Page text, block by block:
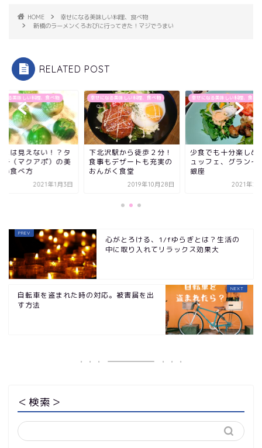
HOME
幸せになる美味しい料理、食べ物
新橋のラーメンくろおびに行ってきた！マジでうまい
RELATED POST
なる美味しい料理、食べ物
には見えない！？タ
子（マクアポ）の美
い食べ方
2021年1月3日
幸せになる美味しい料理、食べ物
下北沢駅から徒歩２分！
食事もデザートも充実の
おんがく食堂
2019年10月28日
幸せになる美味しい料理、食べ物
少食でも十分楽しめ
ュッフェ、グランイ
銀座
2021年2
心がとろける、1/fゆらぎとは？生活の
中に取り入れてリラックス効果大
自転車を盗まれた時の対応。被害届を出
す方法
＜検索＞